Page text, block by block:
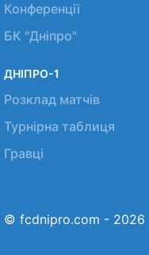
Конференції
БК "Дніпро"
ДНІПРО-1
Розклад матчів
Турнірна таблиця
Гравці
© fcdnipro.com - 2026